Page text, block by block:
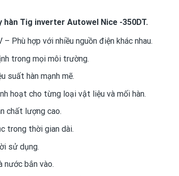
Tig inverter Autowel Nice -350DT.
Phù hợp với nhiều nguồn điện khác nhau.
trong mọi môi trường.
suất hàn mạnh mẽ.
hoạt cho từng loại vật liệu và mối hàn.
chất lượng cao.
trong thời gian dài.
sử dụng.
nước bắn vào.